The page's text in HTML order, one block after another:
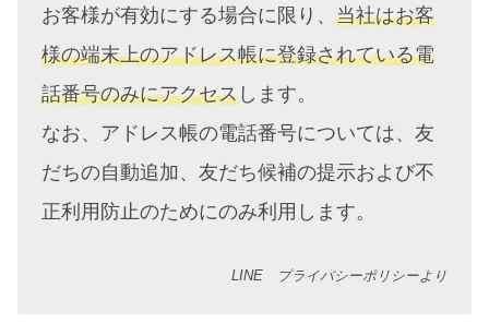
お客様が有効にする場合に限り、 当社はお客
様の端末上のアドレス帳に登録されている電
話番号のみにアクセスします。
なお、アドレス帳の電話番号については、友
だちの自動追加、友だち候補の提示および不
正利用防止のためにのみ利用します。
LINE プライバシーポリシーより